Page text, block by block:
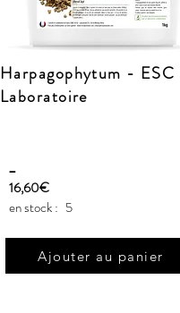
Harpagophytum - ESC
Laboratoire
_
16,60€
en stock : 5
Ajouter au panier